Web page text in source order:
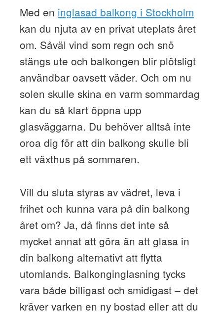
Med en inglasad balkong i Stockholm
kan du njuta av en privat uteplats året
om. Såväl vind som regn och snö
stängs ute och balkongen blir plötsligt
användbar oavsett väder. Och om nu
solen skulle skina en varm sommardag
kan du så klart öppna upp
glasväggarna. Du behöver alltså inte
oroa dig för att din balkong skulle bli
ett växthus på sommaren.
Vill du sluta styras av vädret, leva i
frihet och kunna vara på din balkong
året om? Ja, då finns det inte så
mycket annat att göra än att glasa in
din balkong alternativt att flytta
utomlands. Balkonginglasning tycks
vara både billigast och smidigast – det
kräver varken en ny bostad eller att du